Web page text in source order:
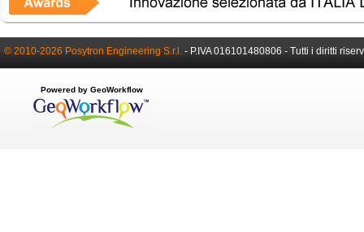
© 2010-2026 Posytron Engineering S.r.l. - P.IVA 016101480806 - Tutti i diritti
Powered by GeoWorkflow